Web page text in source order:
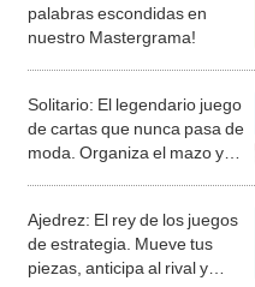
palabras escondidas en
nuestro Mastergrama!
Solitario: El legendario juego
de cartas que nunca pasa de
moda. Organiza el mazo y
Ajedrez: El rey de los juegos
de estrategia. Mueve tus
piezas, anticipa al rival y